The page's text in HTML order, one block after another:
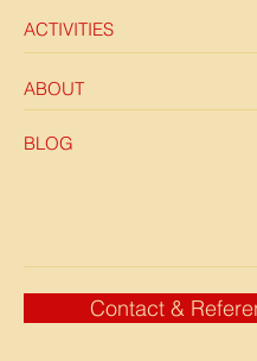
ACTIVITIES
ABOUT
BLOG
Contact &